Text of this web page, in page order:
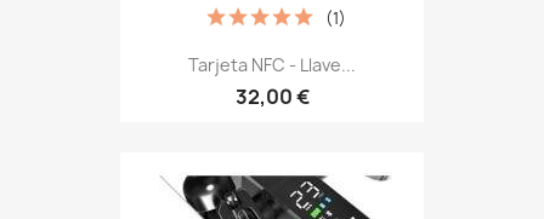
Tarjeta NFC - Llave...
32,00 €
(1)